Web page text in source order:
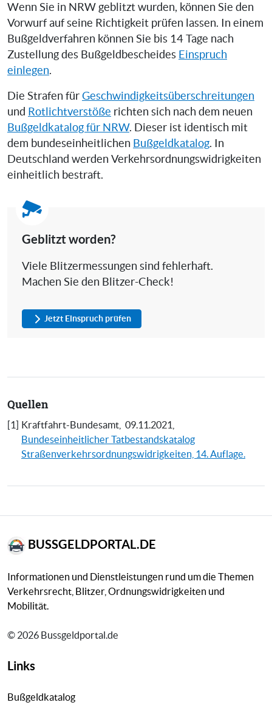
Wenn Sie in NRW geblitzt wurden, können Sie den
Vorwurf auf seine Richtigkeit prüfen lassen. In einem
Bußgeldverfahren können Sie bis 14 Tage nach
Zustellung des Bußgeldbescheides Einspruch
einlegen.
Die Strafen für Geschwindigkeitsüberschreitungen
und Rotlichtverstöße richten sich nach dem neuen
Bußgeldkatalog für NRW. Dieser ist identisch mit
dem bundeseinheitlichen Bußgeldkatalog. In
Deutschland werden Verkehrsordnungswidrigkeiten
einheitlich bestraft.
Geblitzt worden?
Viele Blitzermessungen sind fehlerhaft.
Machen Sie den Blitzer-Check!
Jetzt Einspruch prüfen
Quellen
[1] Kraftfahrt-Bundesamt, 09.11.2021,
Bundeseinheitlicher Tatbestandskatalog
Straßenverkehrsordnungswidrigkeiten, 14. Auflage.
BUSSGELDPORTAL.DE
Informationen und Dienstleistungen rund um die Themen
Verkehrsrecht, Blitzer, Ordnungswidrigkeiten und
Mobilität.
© 2026 Bussgeldportal.de
Links
Bußgeldkatalog